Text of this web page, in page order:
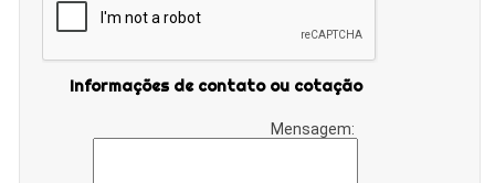
Informações de contato ou cotação
Mensagem: